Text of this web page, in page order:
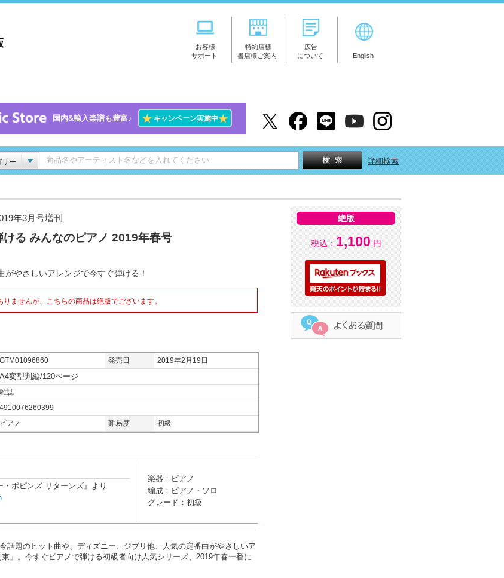
お客様
サポート
特約店様
書店様ご案内
広告
について
English
国内&輸入楽譜も豊富♪ ★キャンペーン実施中★
ー 詳細検索
年3月号増刊
ける みんなのピアノ 2019年春号
がやさしいアレンジで今すぐ弾ける！
ませんが、こちらの商品は絶版でございます。
GTM01096860 発売日
2019年2月19日
A4変型判縦/120ページ
雑誌
4910076260399
ピアノ 難易度 初級
ポピンズ リターンズ』より
楽器：ピアノ
編成：ピアノ・ソロ
グレード：初級
話題のヒット曲や、ディズニー、ジブリ他、人気の定番曲がやさしいア
」。今すぐピアノで弾ける初級者向け人気シリーズ、2019年春一番に
絶版
税込： 1,100 円